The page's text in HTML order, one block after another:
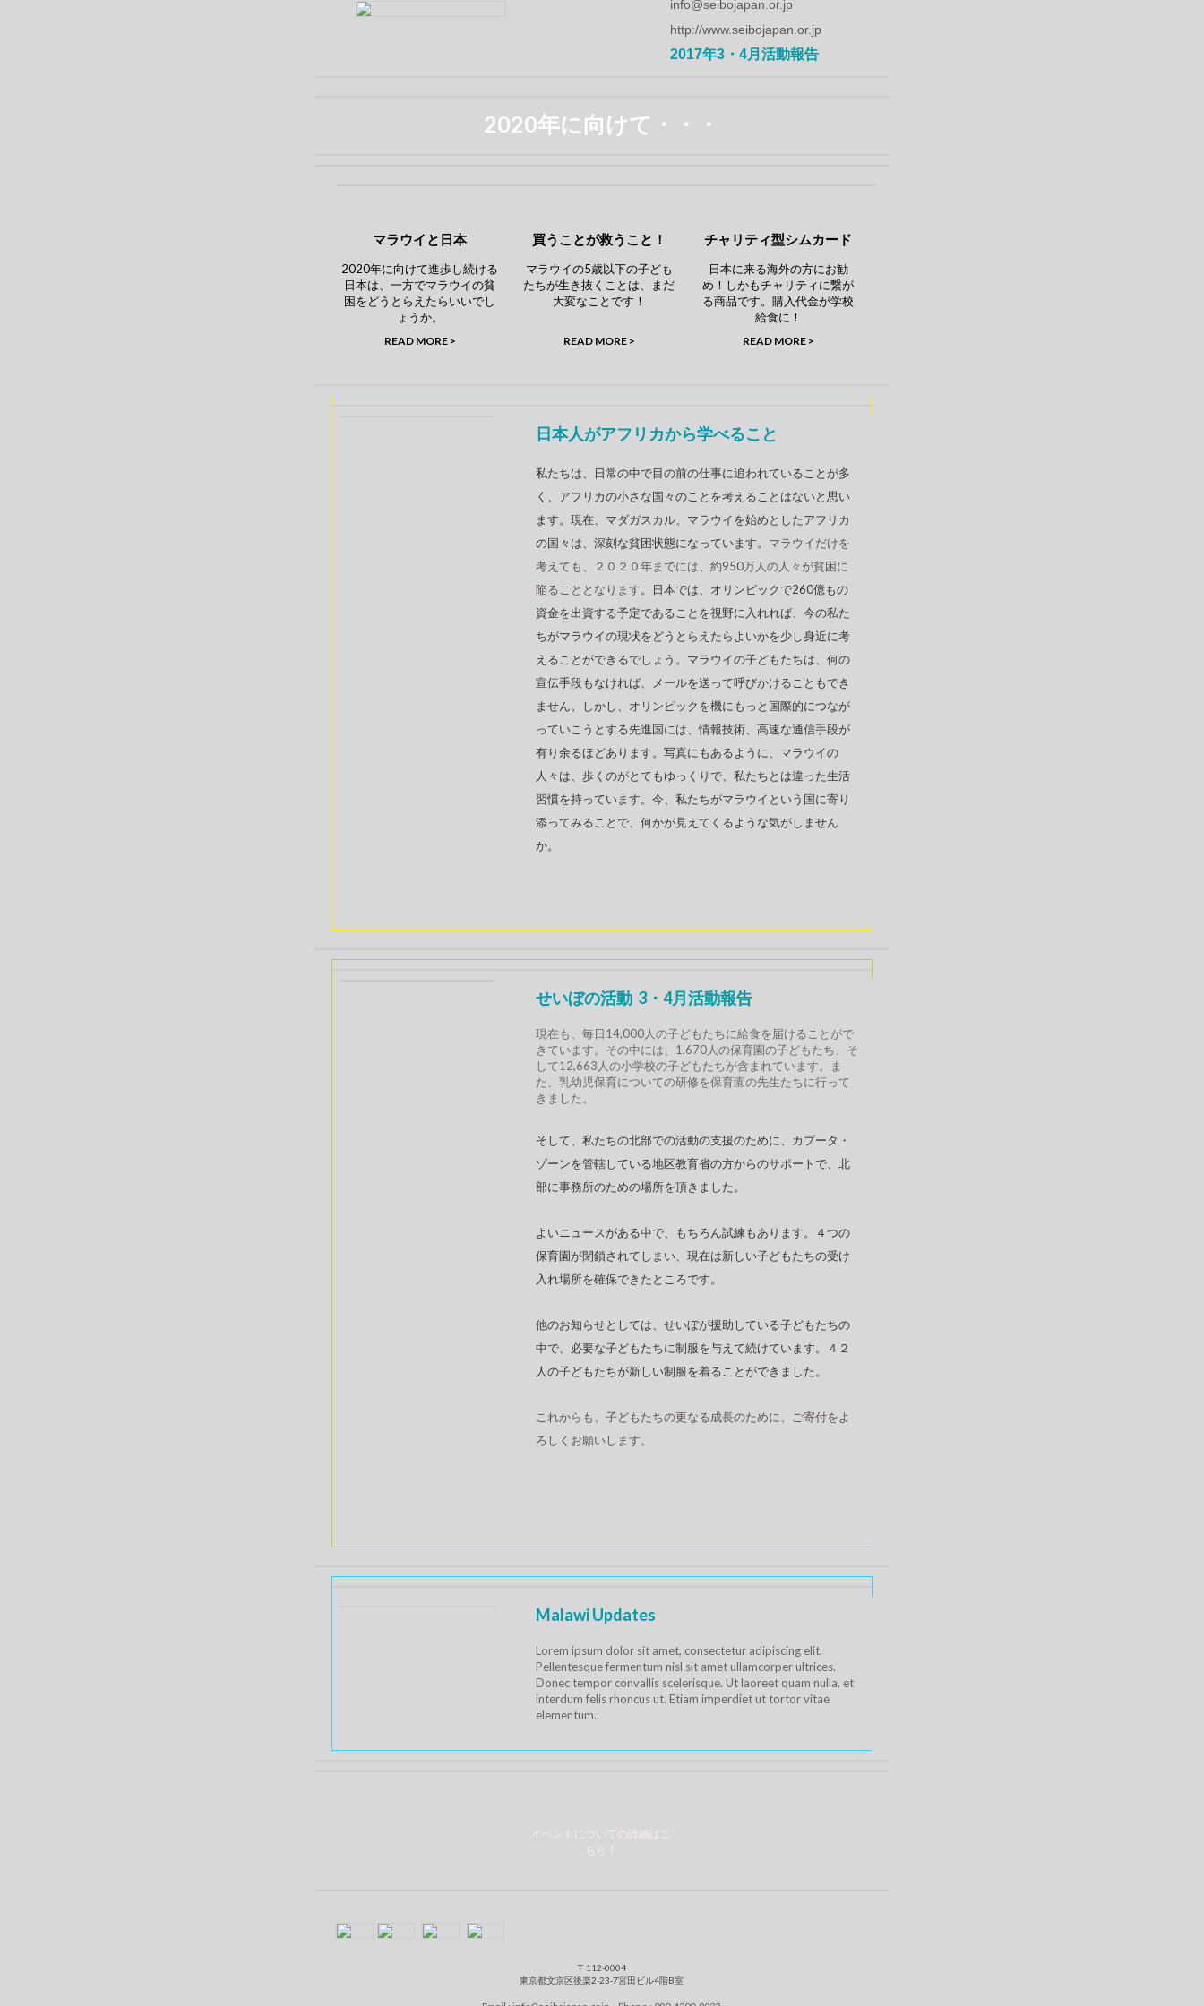
info@seibojapan.or.jp
http://www.seibojapan.or.jp
2017年3・4月活動報告
2020年に向けて・・・
マラウイと日本
2020年に向けて進歩し続ける
日本は、一方でマラウイの貧
困をどうとらえたらいいでし
ょうか。
READ MORE >
買うことが救うこと！
マラウイの5歳以下の子ども
たちが生き抜くことは、まだ
大変なことです！
READ MORE >
チャリティ型シムカード
日本に来る海外の方にお勧
め！しかもチャリティに繋が
る商品です。購入代金が学校
給食に！
READ MORE >
日本人がアフリカから学べること
私たちは、日常の中で目の前の仕事に追われていることが多
く、アフリカの小さな国々のことを考えることはないと思い
ます。現在、マダガスカル、マラウイを始めとしたアフリカ
の国々は、深刻な貧困状態になっています。 マラウイだけを
考えても、２０２０年までには、約950万人の人々が貧困に
陥ることとなります。日本では、オリンピックで260億もの
資金を出資する予定であることを視野に入れれば、今の私た
ちがマラウイの現状をどうとらえたらよいかを少し身近に考
えることができるでしょう。マラウイの子どもたちは、何の
宣伝手段もなければ、メールを送って呼びかけることもでき
ません。しかし、オリンピックを機にもっと国際的につなが
っていこうとする先進国には、情報技術、高速な通信手段が
有り余るほどあります。写真にもあるように、マラウイの
人々は、歩くのがとてもゆっくりで、私たちとは違った生活
習慣を持っています。今、私たちがマラウイという国に寄り
添ってみることで、何かが見えてくるような気がしません
か。
せいぼの活動 3・4月活動報告
現在も、毎日14,000人の子どもたちに給食を届けることがで
きています。その中には、1,670人の保育園の子どもたち、そ
して12,663人の小学校の子どもたちが含まれています。ま
た、乳幼児保育についての研修を保育園の先生たちに行って
きました。
そして、私たちの北部での活動の支援のために、カプータ・
ゾーンを管轄している地区教育省の方からのサポートで、北
部に事務所のための場所を頂きました。
よいニュースがある中で、もちろん試練もあります。４つの
保育園が閉鎖されてしまい、現在は新しい子どもたちの受け
入れ場所を確保できたところです。
他のお知らせとしては、せいぼが援助している子どもたちの
中で、必要な子どもたちに制服を与えて続けています。４２
人の子どもたちが新しい制服を着ることができました。
これからも、子どもたちの更なる成長のために、ご寄付をよ
ろしくお願いします。
Malawi Updates
Lorem ipsum dolor sit amet, consectetur adipiscing elit.
Pellentesque fermentum nisl sit amet ullamcorper ultrices.
Donec tempor convallis scelerisque. Ut laoreet quam nulla, et
interdum felis rhoncus ut. Etiam imperdiet ut tortor vitae
elementum..
イベントについての詳細はこ
ちら！
〒112-0004
東京都文京区後楽2-23-7宮田ビル4階B室